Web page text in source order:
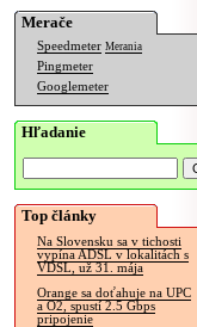
Merače
Speedmeter Merania
Pingmeter
Googlemeter
Hľadanie
Top články
Na Slovensku sa v tichosti
vypína ADSL v lokalitách s
VDSL, už 31. mája
Orange sa doťahuje na UPC
a O2, spustí 2.5 Gbps
pripojenie